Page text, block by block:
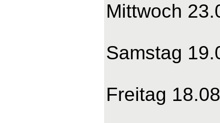
Mittwoch
Samstag
Freitag